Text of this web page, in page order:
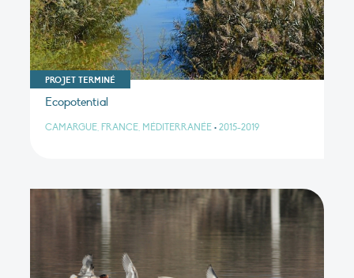
PROJET TERMINÉ
Ecopotential
CAMARGUE, FRANCE, MÉDITERRANÉE • 2015-2019